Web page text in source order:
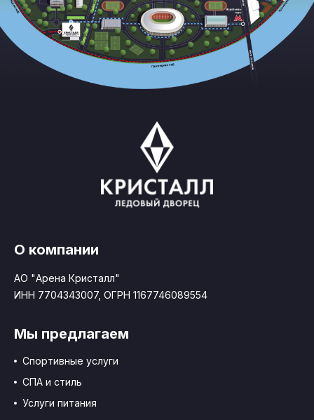
О компании
АО "Арена Кристалл"
ИНН 7704343007, ОГРН 1167746089554
Мы предлагаем
Спортивные услуги
СПА и стиль
Услуги питания